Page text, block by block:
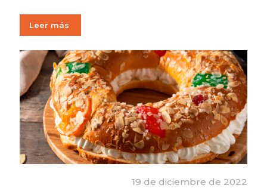
Leer más
19 de diciembre de 2022